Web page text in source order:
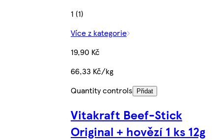
1 (1)
Více z kategorie
19,90 Kč
66,33 Kč/kg
Quantity controls
Přidat
Vitakraft Beef-Stick
Original + hovězí 1 ks 12g